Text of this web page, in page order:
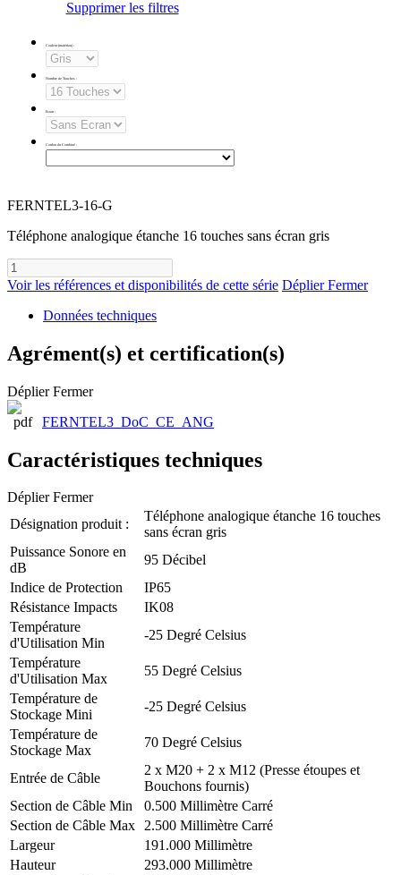
Supprimer les filtres
Couleur (matériau) :
Nombre de Touches :
Ecran :
Cordon du Combiné :
FERNTEL3-16-G
Téléphone analogique étanche 16 touches sans écran gris
Voir les références et disponibilités de cette série Déplier Fermer
Données techniques
Agrément(s) et certification(s)
Déplier Fermer
FERNTEL3_DoC_CE_ANG
Caractéristiques techniques
Déplier Fermer
Désignation produit :
Téléphone analogique étanche 16 touches
sans écran gris
Puissance Sonore en
dB
95 Décibel
Indice de Protection
IP65
Résistance Impacts
IK08
Température
d'Utilisation Min
-25 Degré Celsius
Température
d'Utilisation Max
55 Degré Celsius
Température de
Stockage Mini
-25 Degré Celsius
Température de
Stockage Max
70 Degré Celsius
Entrée de Câble
2 x M20 + 2 x M12 (Presse étoupes et
Bouchons fournis)
Section de Câble Min
0.500 Millimètre Carré
Section de Câble Max 2.500 Millimètre Carré
Largeur
191.000 Millimètre
Hauteur
293.000 Millimètre